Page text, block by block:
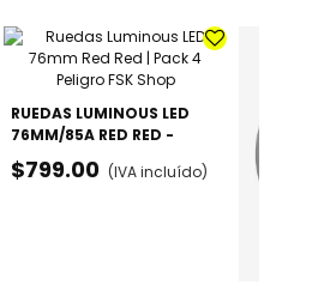
RUEDAS LUMINOUS LED
76MM/85A RED RED -
PACK X4
$799.00 (IVA incluído)